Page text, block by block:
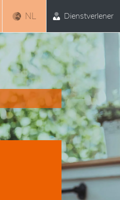
NL Dienstverlener